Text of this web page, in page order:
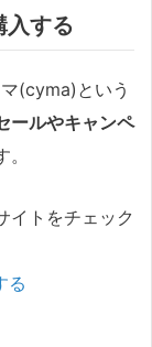
入する
(cyma)という
ールやキャンペ
イトをチェック
る